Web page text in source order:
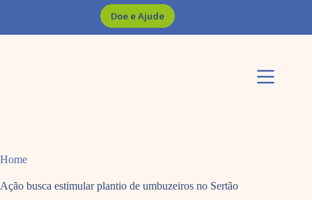
Doe e Ajude
Home
Ação busca estimular plantio de umbuzeiros no Sertão